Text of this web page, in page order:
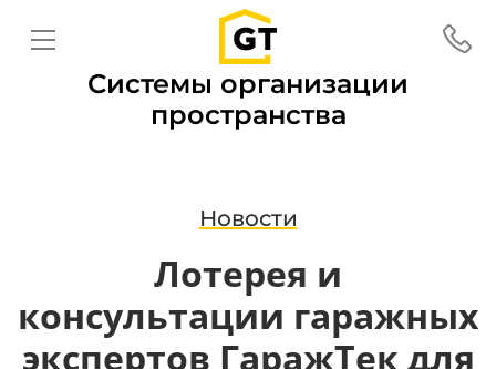
Системы организации
пространства
Новости
Лотерея и
консультации гаражных
экспертов ГаражТек для